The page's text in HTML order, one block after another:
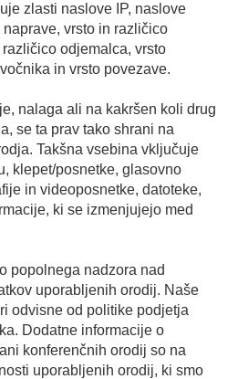
zlasti naslove IP, naslove
vrsto in različico
odjemalca, vrsto
in vrsto povezave.
nalaga ali na kakršen koli drug
se ta prav tako shrani na
Takšna vsebina vključuje
klepet/posnetke, glasovno
in videoposnetke, datoteke,
ki se izmenjujejo med
popolnega nadzora nad
uporabljenih orodij. Naše
odvisne od politike podjetja
Dodatne informacije o
konferenčnih orodij so na
uporabljenih orodij, ki smo